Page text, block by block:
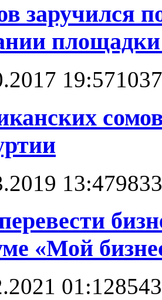
заручился
19:57
13:479833
«Мой
01:128543